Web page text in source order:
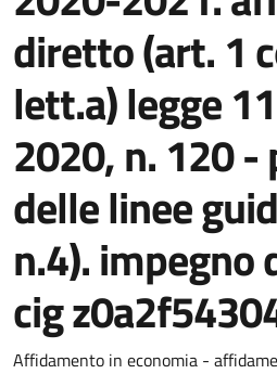
diretto (art. 1
lett.a) legge
2020, n. 120 -
delle linee
n.4). impegno
cig
Dettaglio del documento
Affidamento in economia -